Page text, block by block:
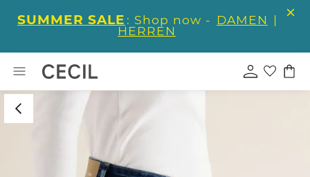
SUMMER SALE : Shop now - DAMEN |
HERREN